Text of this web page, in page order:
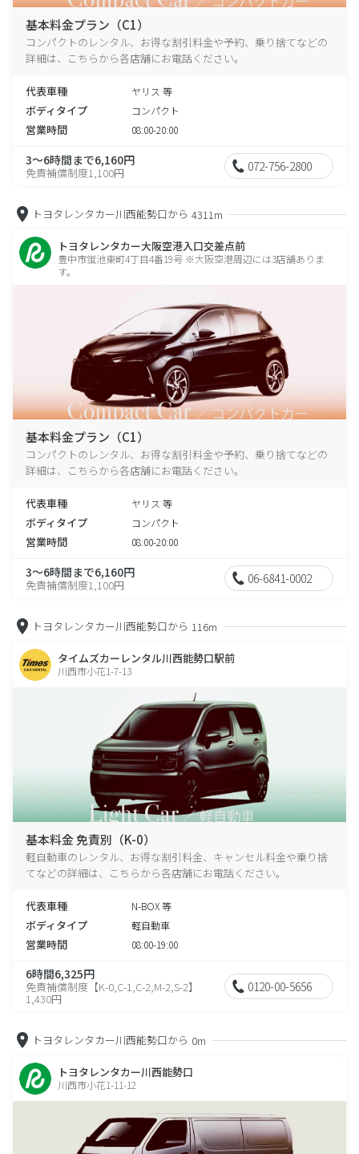
基本料金プラン（C1）
コンパクトのレンタル、お得な割引料金や予約、乗り捨てなどの
詳細は、こちらから各店舗にお電話ください。
代表車種 ヤリス 等
ボディタイプ コンパクト
営業時間 08:00-20:00
3～6時間まで6,160円
免責補償制度1,100円 072-756-2800
トヨタレンタカー川西能勢口から 4311m
トヨタレンタカー大阪空港入口交差点前
豊中市蛍池東町4丁目4番19号 ※大阪空港周辺には3店舗ありま
す。
基本料金プラン（C1）
コンパクトのレンタル、お得な割引料金や予約、乗り捨てなどの
詳細は、こちらから各店舗にお電話ください。
代表車種 ヤリス 等
ボディタイプ コンパクト
営業時間 08:00-20:00
3～6時間まで6,160円
免責補償制度1,100円 06-6841-0002
トヨタレンタカー川西能勢口から 116m
タイムズカーレンタル川西能勢口駅前
川西市小花1-7-13
基本料金 免責別（K-0）
軽自動車のレンタル、お得な割引料金、キャンセル料金や乗り捨
てなどの詳細は、こちらから各店舗にお電話ください。
代表車種 N-BOX 等
ボディタイプ 軽自動車
営業時間 08:00-19:00
6時間6,325円
免責補償制度【K-0,C-1,C-2,M-2,S-2】
1,430円
0120-00-5656
トヨタレンタカー川西能勢口から 0m
トヨタレンタカー川西能勢口
川西市小花1-11-12